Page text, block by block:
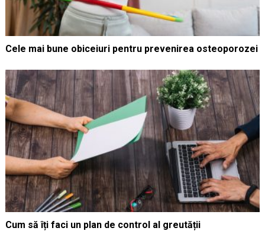
Cele mai bune obiceiuri pentru prevenirea osteoporozei
Cum să îți faci un plan de control al greutății